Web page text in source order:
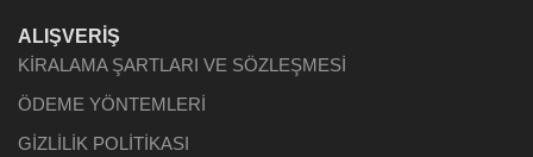
ALIŞVERİŞ
KİRALAMA ŞARTLARI VE SÖZLEŞMESİ
ÖDEME YÖNTEMLERİ
GİZLİLİK POLİTİKASI